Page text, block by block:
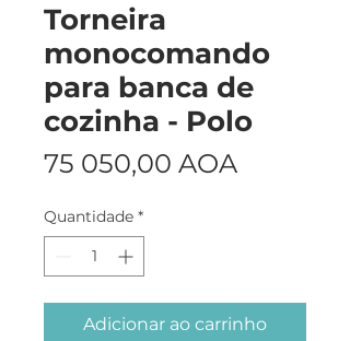
Torneira
monocomando
para banca de
cozinha - Polo
75 050,00 AOA
Quantidade *
Adicionar ao carrinho